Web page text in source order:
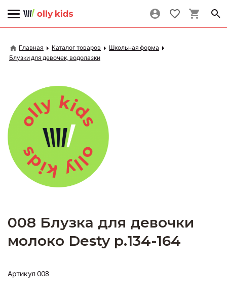
Главная Каталог товаров
Школьная форма
Блузки для девочек, водолазки
008 Блузка для девочки
молоко Desty р.134-164
Артикул 008